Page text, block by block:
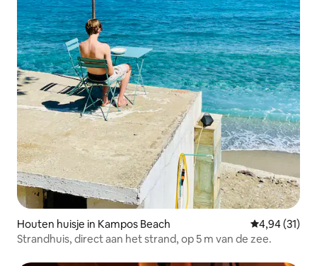
Houten huisje in Kampos Beach Gemiddelde
4,94 (31)
Strandhuis, direct aan het strand, op 5 m van de zee.